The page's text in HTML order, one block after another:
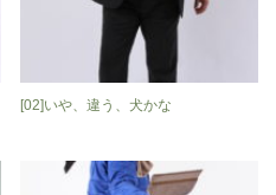
[02]いや、違う、犬かな